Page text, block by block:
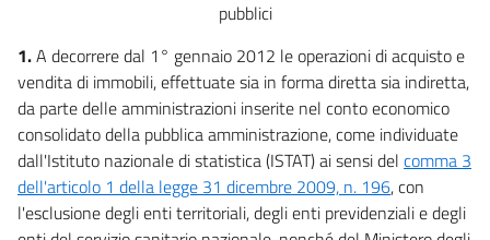
scolastica. Concorso degli enti territoriali alla stabilizzazione
16
17
18
19
20
Capo IV
pubblici
1.A decorrere dal 1° gennaio 2012 le operazioni di acquisto e
vendita di immobili, effettuate sia in forma diretta sia indiretta,
da parte delle amministrazioni inserite nel conto economico
consolidato della pubblica amministrazione, come individuate
dall'Istituto nazionale di statistica (ISTAT) ai sensi del comma 3
dell'articolo 1 della legge 31 dicembre 2009, n. 196, con
l'esclusione degli enti territoriali, degli enti previdenziali e degli